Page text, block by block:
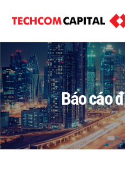
Báo cáo